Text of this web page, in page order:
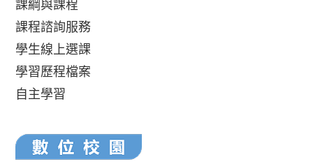
課綱與課程
課程諮詢服務
學生線上選課
學習歷程檔案
自主學習